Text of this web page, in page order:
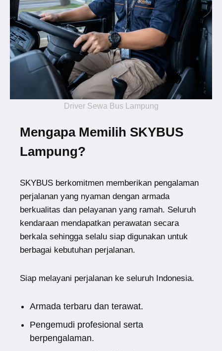
Driver Sewa Bus Lampung
Mengapa Memilih SKYBUS
Lampung?
SKYBUS berkomitmen memberikan pengalaman
perjalanan yang nyaman dengan armada
berkualitas dan pelayanan yang ramah. Seluruh
kendaraan mendapatkan perawatan secara
berkala sehingga selalu siap digunakan untuk
berbagai kebutuhan perjalanan.
Siap melayani perjalanan ke seluruh Indonesia.
Armada terbaru dan terawat.
Pengemudi profesional serta
berpengalaman.